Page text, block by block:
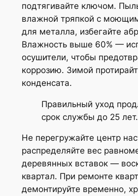
подтягивайте ключом.
влажной тряпкой с
для металла, избегайте
Влажность выше 60% —
осушители, чтобы
коррозию. Зимой
конденсата.
Правильный уход
срок службы до 25 лет.
Не перегружайте центр
распределяйте вес
деревянных вставок —
квартал. При ремонте
демонтируйте временно,